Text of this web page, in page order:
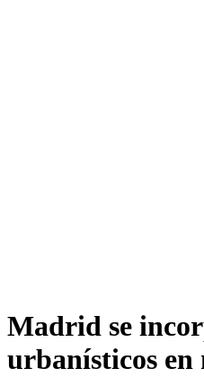
Madrid se
urbanísticos en